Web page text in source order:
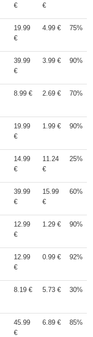
€
€
19.99
€
4.99 € 75%
39.99
€
3.99 € 90%
8.99 € 2.69 € 70%
19.99
€
1.99 € 90%
14.99
€
11.24
€
25%
39.99
€
15.99
€
60%
12.99
€
1.29 € 90%
12.99
€
0.99 € 92%
8.19 € 5.73 € 30%
45.99
€
6.89 € 85%